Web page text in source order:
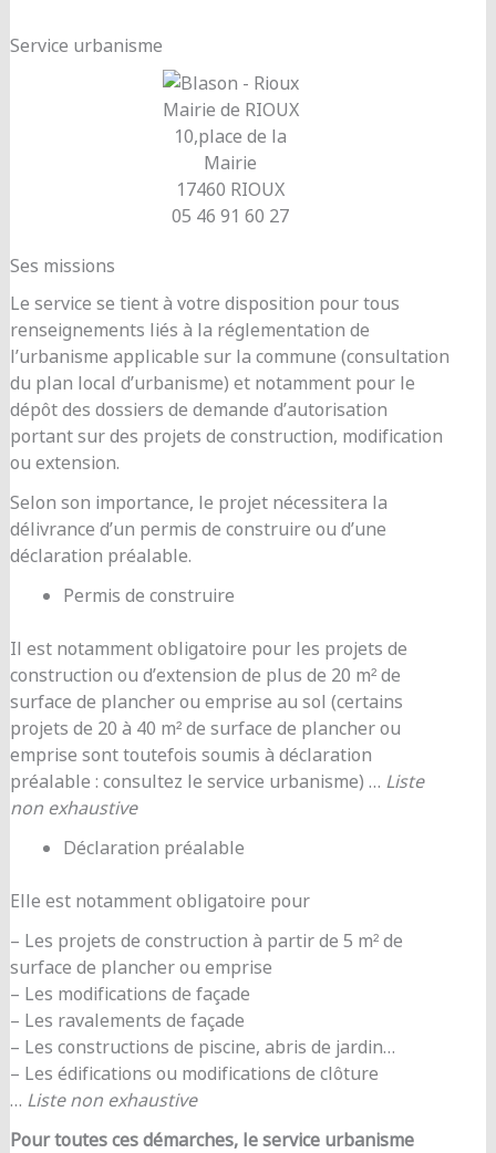
Service urbanisme
Mairie de RIOUX
10,place de la
Mairie
17460 RIOUX
05 46 91 60 27
Ses missions
Le service se tient à votre disposition pour tous
renseignements liés à la réglementation de
l’urbanisme applicable sur la commune (consultation
du plan local d’urbanisme) et notamment pour le
dépôt des dossiers de demande d’autorisation
portant sur des projets de construction, modification
ou extension.
Selon son importance, le projet nécessitera la
délivrance d’un permis de construire ou d’une
déclaration préalable.
Permis de construire
Il est notamment obligatoire pour les projets de
construction ou d’extension de plus de 20 m² de
surface de plancher ou emprise au sol (certains
projets de 20 à 40 m² de surface de plancher ou
emprise sont toutefois soumis à déclaration
préalable : consultez le service urbanisme) … Liste
non exhaustive
Déclaration préalable
Elle est notamment obligatoire pour
– Les projets de construction à partir de 5 m² de
surface de plancher ou emprise
– Les modifications de façade
– Les ravalements de façade
– Les constructions de piscine, abris de jardin…
– Les édifications ou modifications de clôture
… Liste non exhaustive
Pour toutes ces démarches, le service urbanisme